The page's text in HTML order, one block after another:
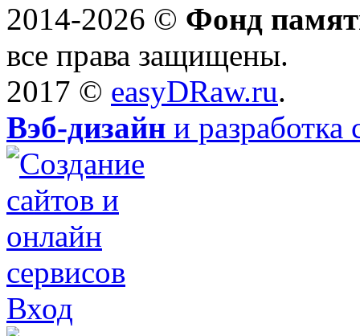
2014-2026 © Фонд
все права защищены.
2017 © easyDRaw.ru.
Вэб-дизайн и разработка
Вход